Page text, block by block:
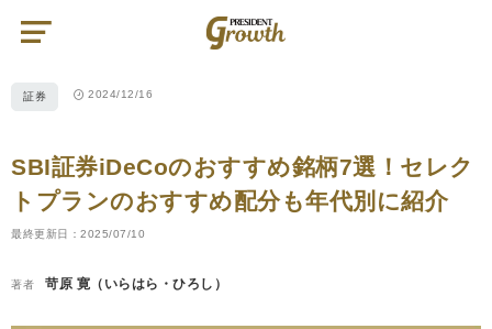
レ
PRESIDENT
Growth（プ
レ
ジ
証券 2024/12/16
SBI証券iDeCoのおすすめ銘柄7選！セレク
トプランのおすすめ配分も年代別に紹介
最終更新日：2025/07/10
著者 苛原 寛（いらはら・ひろし）